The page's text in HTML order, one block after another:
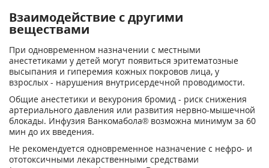
Взаимодействие с другими
веществами
При одновременном назначении с местными
анестетиками у детей могут появиться эритематозные
высыпания и гиперемия кожных покровов лица, у
взрослых - нарушения внутрисердечной проводимости.
Общие анестетики и векурония бромид - риск снижения
артериального давления или развития нервно-мышечной
блокады. Инфузия Ванкомабола® возможна минимум за 60
мин до их введения.
Не рекомендуется одновременное назначение с нефро- и
ототоксичными лекарственными средствами